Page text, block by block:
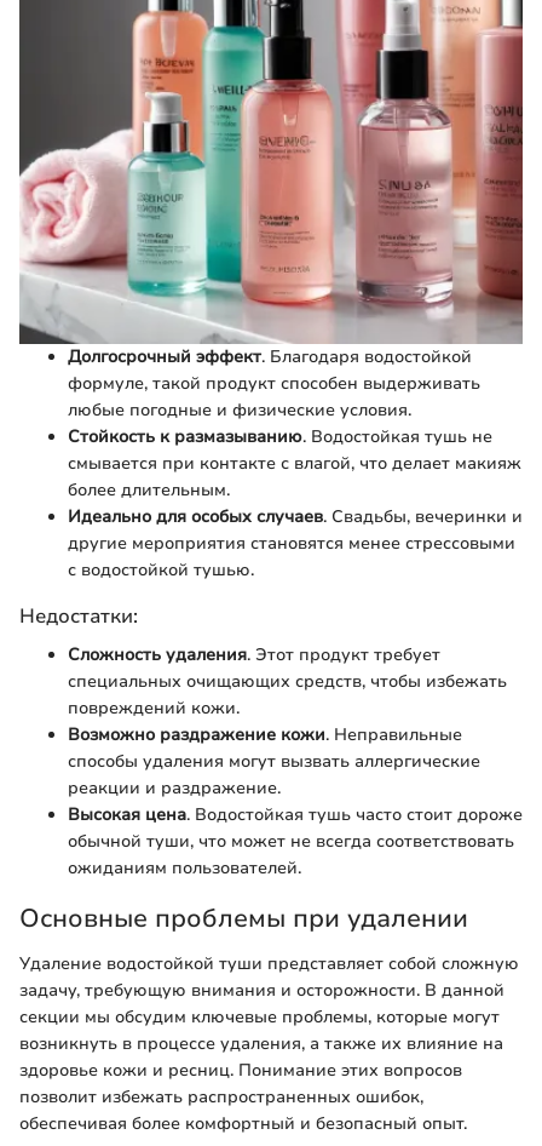
Долгосрочный эффект. Благодаря водостойкой
формуле, такой продукт способен выдерживать
любые погодные и физические условия.
Стойкость к размазыванию. Водостойкая тушь не
смывается при контакте с влагой, что делает макияж
более длительным.
Идеально для особых случаев. Свадьбы, вечеринки и
другие мероприятия становятся менее стрессовыми
с водостойкой тушью.
Недостатки:
Сложность удаления. Этот продукт требует
специальных очищающих средств, чтобы избежать
повреждений кожи.
Возможно раздражение кожи. Неправильные
способы удаления могут вызвать аллергические
реакции и раздражение.
Высокая цена. Водостойкая тушь часто стоит дороже
обычной туши, что может не всегда соответствовать
ожиданиям пользователей.
Основные проблемы при удалении
Удаление водостойкой туши представляет собой сложную
задачу, требующую внимания и осторожности. В данной
секции мы обсудим ключевые проблемы, которые могут
возникнуть в процессе удаления, а также их влияние на
здоровье кожи и ресниц. Понимание этих вопросов
позволит избежать распространенных ошибок,
обеспечивая более комфортный и безопасный опыт.